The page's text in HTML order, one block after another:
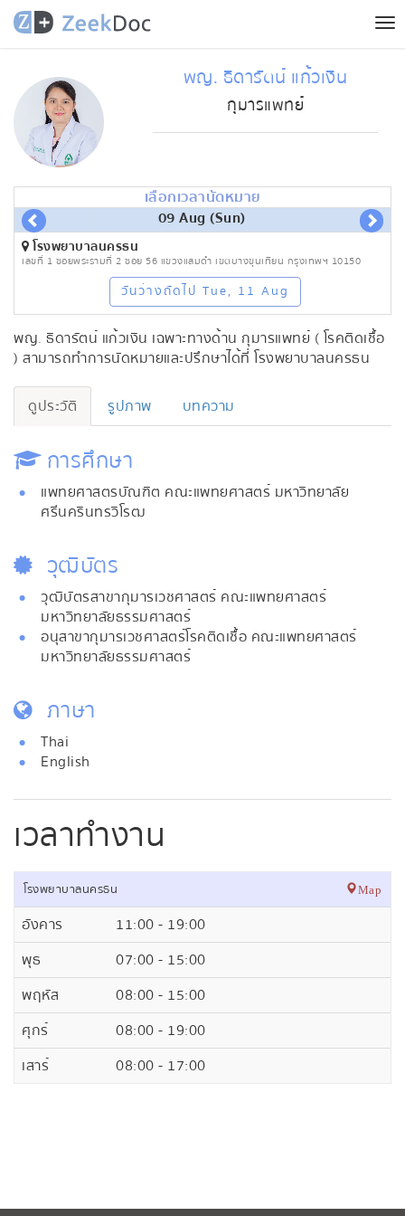
พญ. ธิดารัตน์ แก้วเงิน
กุมารแพทย์
เลือกเวลานัดหมาย
09 Aug (Sun)
โรงพยาบาลนครธน
เลขที่ 1 ซอยพระรามที่ 2 ซอย 56 แขวงแสมดำ เขตบางขุนเทียน กรุงเทพฯ 10150
วันว่างถัดไป Tue, 11 Aug
พญ. ธิดารัตน์ แก้วเงิน เฉพาะทางด้าน กุมารแพทย์ ( โรคติดเชื้อ
) สามารถทำการนัดหมายและปรึกษาได้ที่ โรงพยาบาลนครธน
ดูประวัติ รูปภาพ บทความ
การศึกษา
แพทยศาสตรบัณฑิต คณะแพทยศาสตร์ มหาวิทยาลัย
ศรีนครินทรวิโรฒ
วุฒิบัตร
วุฒิบัตรสาขากุมารเวชศาสตร์ คณะแพทยศาสตร์
มหาวิทยาลัยธรรมศาสตร์
อนุสาขากุมารเวชศาสตร์โรคติดเชื้อ คณะแพทยศาสตร์
มหาวิทยาลัยธรรมศาสตร์
ภาษา
Thai
English
เวลาทำงาน
โรงพยาบาลนครธน Map
อังคาร
11:00 - 19:00
พุธ
07:00 - 15:00
พฤหัส
08:00 - 15:00
ศุกร์
08:00 - 19:00
เสาร์
08:00 - 17:00